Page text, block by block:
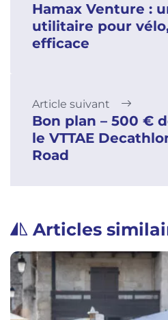
Hamax Venture :
utilitaire pour
efficace
Article suivant
Bon plan – 500 €
le VTTAE
Road
Articles